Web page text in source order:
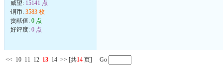
威望: 15141 点
铜币: 3583 枚
贡献值: 0 点
好评度: 0 点
<< 10 11 12 13 14 >> [共14 页] Go